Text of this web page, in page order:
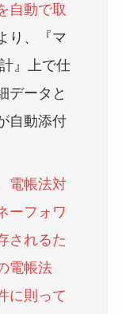
自動で取
り、『マ
』上で仕
データと
自動添付
電帳法対
ーフォワ
されるた
電帳法
に則って